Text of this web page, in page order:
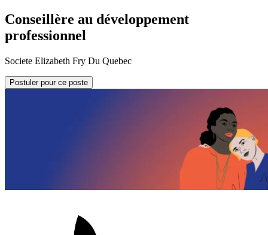
Conseillère au développement
professionnel
Societe Elizabeth Fry Du Quebec
Postuler pour ce poste